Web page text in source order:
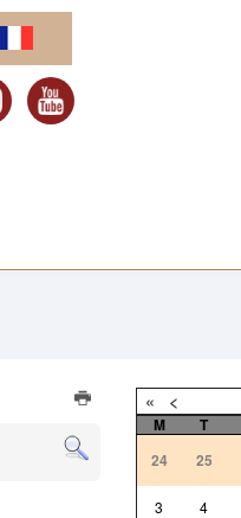
« <
M T
24
25
3 4